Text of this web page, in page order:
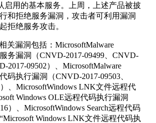
启用的基本服务。上周，上述产品被披
和拒绝服务漏洞，攻击者可利用漏洞
拒绝服务攻击。
漏洞包括：MicrosoftMalware
务漏洞（CNVD-2017-09499、CNVD-
2017-09502）、MicrosoftMalware
码执行漏洞（CNVD-2017-09503、
、MicrosoftWindows LNK文件远程代
Windows OLE远程代码执行漏洞
）、MicrosoftWindows Search远程代码
Windows LNK文件远程代码执